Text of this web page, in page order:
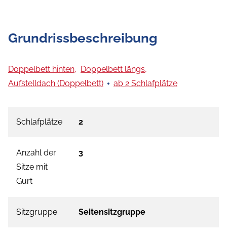
Grundrissbeschreibung
Doppelbett hinten, Doppelbett längs,
Aufstelldach (Doppelbett)
ab 2 Schlafplätze
Schlafplätze 2
Anzahl der
Sitze mit
Gurt
3
Sitzgruppe Seitensitzgruppe